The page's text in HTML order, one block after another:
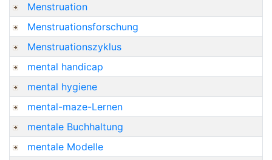
Menstruation
Menstruationsforschung
Menstruationszyklus
mental handicap
mental hygiene
mental-maze-Lernen
mentale Buchhaltung
mentale Modelle